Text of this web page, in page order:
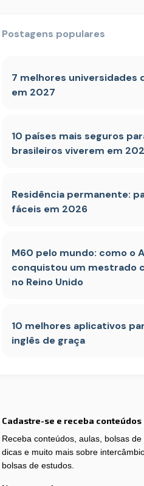
Postagens populares
7 melhores universidades
em 2027
10 países mais seguros
brasileiros viverem em
Residência permanente:
fáceis em 2026
M60 pelo mundo: como o
conquistou um mestrado
no Reino Unido
10 melhores aplicativos
inglês de graça
Cadastre-se e receba
Receba conteúdos, aulas, bolsas de
dicas e muito mais sobre
bolsas de estudos.